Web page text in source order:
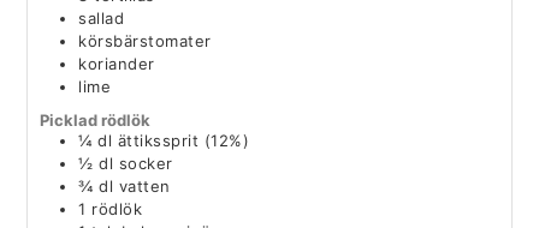
sallad
körsbärstomater
koriander
lime
Picklad rödlök
¼ dl ättikssprit (12%)
½ dl socker
¾ dl vatten
1 rödlök